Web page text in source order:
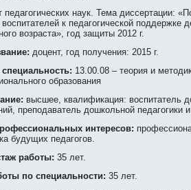
педагогических наук. Тема диссертации:
к педагогической поддержке
возраста», год защиты 2012 г.
доцент, год получения: 2015 г.
13.00.08 – теория и
образования
высшее, квалификация: воспитатель
преподаватель дошкольной педагогики
интересов:
будущих педагогов.
работы:35 лет.
по специальности: 35 лет.